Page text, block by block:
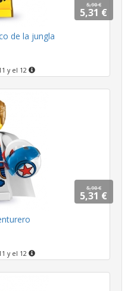
5,90 €
5,31 €
de la jungla
y el 12
5,90 €
5,31 €
y el 12